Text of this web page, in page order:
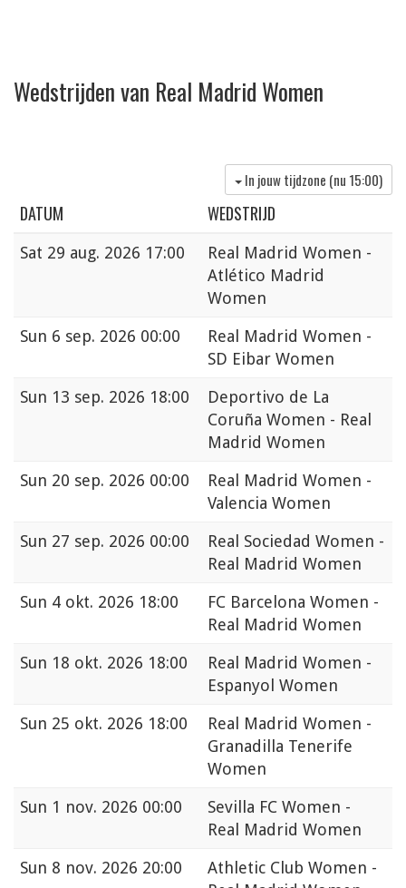
Wedstrijden van Real Madrid Women
In jouw tijdzone (nu 15:00)
DATUM WEDSTRIJD
Sat 29 aug. 2026 17:00
Real Madrid Women -
Atlético Madrid
Women
Sun 6 sep. 2026 00:00
Real Madrid Women -
SD Eibar Women
Sun 13 sep. 2026 18:00
Deportivo de La
Coruña Women - Real
Madrid Women
Sun 20 sep. 2026 00:00
Real Madrid Women -
Valencia Women
Sun 27 sep. 2026 00:00
Real Sociedad Women -
Real Madrid Women
Sun 4 okt. 2026 18:00
FC Barcelona Women -
Real Madrid Women
Sun 18 okt. 2026 18:00
Real Madrid Women -
Espanyol Women
Sun 25 okt. 2026 18:00
Real Madrid Women -
Granadilla Tenerife
Women
Sun 1 nov. 2026 00:00
Sevilla FC Women -
Real Madrid Women
Sun 8 nov. 2026 20:00
Athletic Club Women -